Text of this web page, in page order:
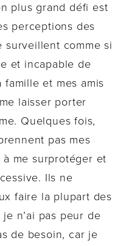
plus grand défi est
perceptions des
surveillent comme si
et incapable de
et mes amis
laisser porter
Quelques fois,
pas mes
me surprotéger et
Ils ne
faire la plupart des
n’ai pas peur de
de besoin, car je